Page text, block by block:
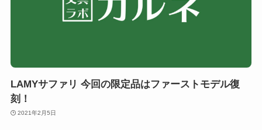
LAMYサファリ 今回の限定品はファーストモデル復
刻！
2021年2月5日